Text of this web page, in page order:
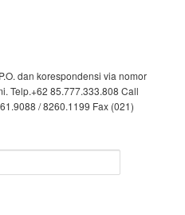
dan korespondensi via nomor
Telp.+62 85.777.333.808 Call
/ 8260.1199 Fax (021)